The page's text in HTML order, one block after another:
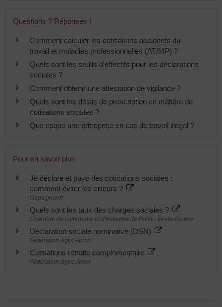
Questions ? Réponses !
Comment calculer les cotisations accidents du
travail et maladies professionnelles (AT/MP) ?
Quels sont les seuils d'effectifs pour les déclarations
sociales ?
Comment obtenir une attestation de vigilance ?
Quels sont les délais de prescription en matière de
cotisations sociales ?
Que risque une entreprise en cas de travail illégal ?
Pour en savoir plus
Je déclare et paye des cotisations sociales :
comment éviter les erreurs ?
Oups.gouv.fr
Quels sont les taux des charges sociales ?
Chambre de commerce et d'industrie de Paris - Île-de-France
Déclaration sociale nominative (DSN)
Fédération Agirc-Arrco
Cotisations retraite complémentaire
Fédération Agirc-Arrco